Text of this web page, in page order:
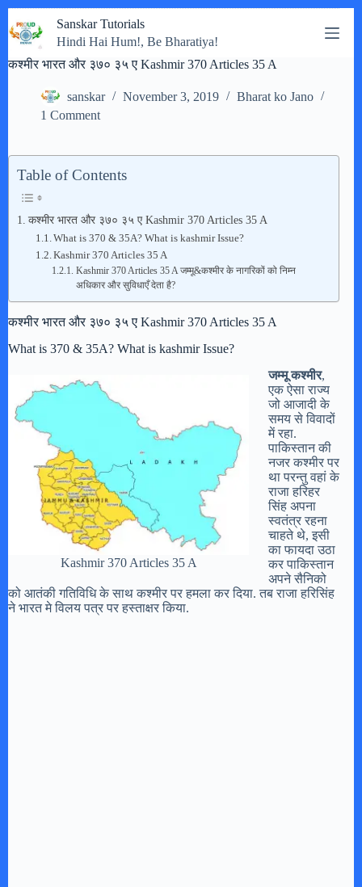
to
content
Sanskar Tutorials
Hindi Hai Hum!, Be Bharatiya!
कश्मीर भारत और ३७० ३५ ए Kashmir 370 Articles 35 A
sanskar November 3, 2019
Bharat ko Jano
1 Comment
Table of Contents
कश्मीर भारत और ३७० ३५ ए Kashmir 370 Articles 35 A
What is 370 & 35A? What is kashmir Issue?
Kashmir 370 Articles 35 A
Kashmir 370 Articles 35 A जम्मू&कश्मीर के नागरिकों को निम्न
अधिकार और सुविधाएँ देता है?
कश्मीर भारत और ३७० ३५ ए Kashmir 370 Articles 35 A
What is 370 & 35A? What is kashmir Issue?
Kashmir 370 Articles 35 A
जम्मू कश्मीर,
एक ऐसा राज्य
जो आजादी के
समय से विवादों
में रहा.
पाकिस्तान की
नजर कश्मीर पर
था परन्तु वहां के
राजा हरिहर
सिंह अपना
स्वतंत्र रहना
चाहते थे, इसी
का फायदा उठा
कर पाकिस्तान
अपने सैनिको
को आतंकी गतिविधि के साथ कश्मीर पर हमला कर दिया. तब राजा हरिसिंह
ने भारत मे विलय पत्र पर हस्ताक्षर किया.